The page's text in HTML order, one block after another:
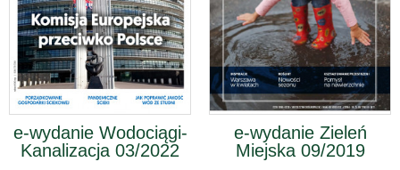
e-wydanie Wodociągi-
Kanalizacja 03/2022
e-wydanie Zieleń
Miejska 09/2019